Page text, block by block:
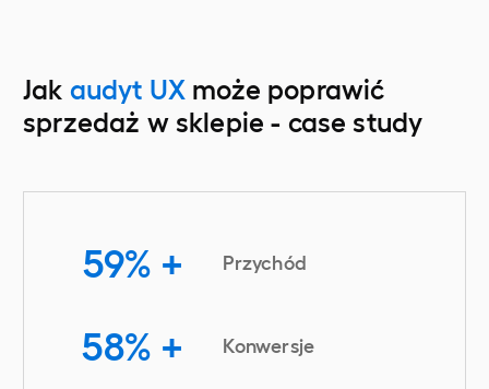
Jak audyt UX może poprawić
sprzedaż w sklepie - case study
59% + Przychód
58% + Konwersje